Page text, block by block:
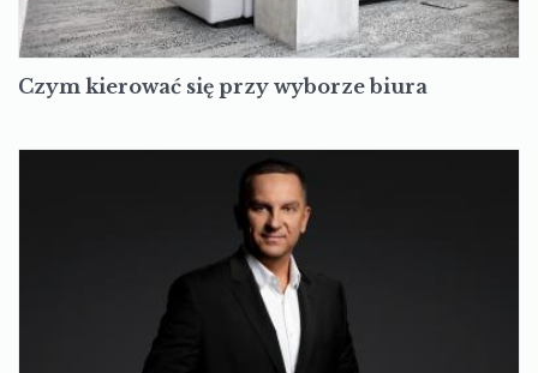
Czym kierować się przy wyborze biura